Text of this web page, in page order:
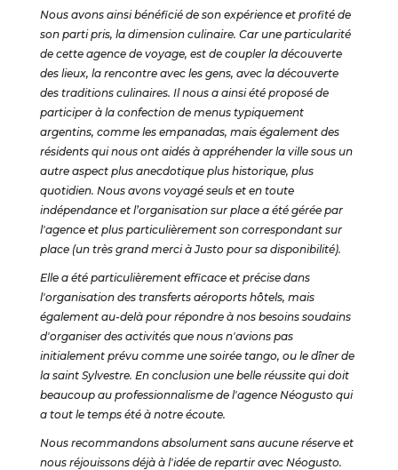
Nous avons ainsi bénéficié de son expérience et profité de
son parti pris, la dimension culinaire. Car une particularité
de cette agence de voyage, est de coupler la découverte
des lieux, la rencontre avec les gens, avec la découverte
des traditions culinaires. Il nous a ainsi été proposé de
participer à la confection de menus typiquement
argentins, comme les empanadas, mais également des
résidents qui nous ont aidés à appréhender la ville sous un
autre aspect plus anecdotique plus historique, plus
quotidien. Nous avons voyagé seuls et en toute
indépendance et l’organisation sur place a été gérée par
l'agence et plus particulièrement son correspondant sur
place (un très grand merci à Justo pour sa disponibilité).
Elle a été particulièrement efficace et précise dans
l'organisation des transferts aéroports hôtels, mais
également au-delà pour répondre à nos besoins soudains
d'organiser des activités que nous n'avions pas
initialement prévu comme une soirée tango, ou le dîner de
la saint Sylvestre. En conclusion une belle réussite qui doit
beaucoup au professionnalisme de l'agence Néogusto qui
a tout le temps été à notre écoute.
Nous recommandons absolument sans aucune réserve et
nous réjouissons déjà à l'idée de repartir avec Néogusto.